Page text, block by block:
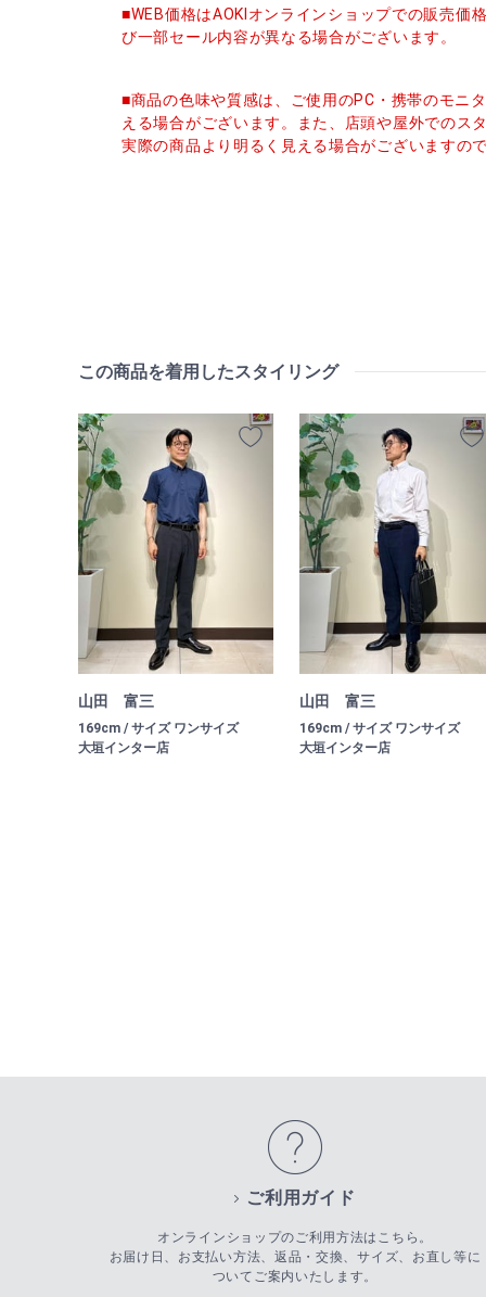
■WEB価格はAOKIオンラインショップでの販売価
び一部セール内容が異なる場合がございます。
■商品の色味や質感は、ご使用のPC・携帯のモニ
える場合がございます。また、店頭や屋外でのス
実際の商品より明るく見える場合がございますの
この商品を着用したスタイリング
山田 富三
169cm / サイズ ワンサイズ
大垣インター店
山田 富三
169cm / サイズ ワンサイズ
大垣インター店
ご利用ガイド
オンラインショップのご利用方法はこちら。
お届け日、お支払い方法、返品・交換、サイズ、お直し等に
ついてご案内いたします。